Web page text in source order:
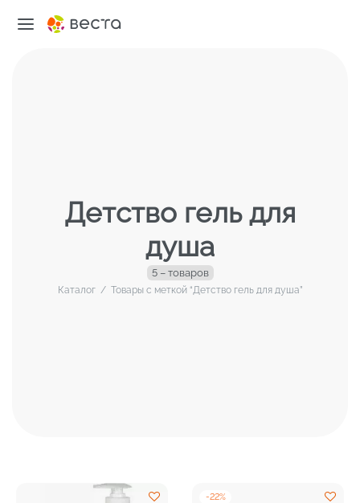
Детство гель для
душа
5 – товаров
Каталог / Товары с меткой “Детство гель для душа”
-22%